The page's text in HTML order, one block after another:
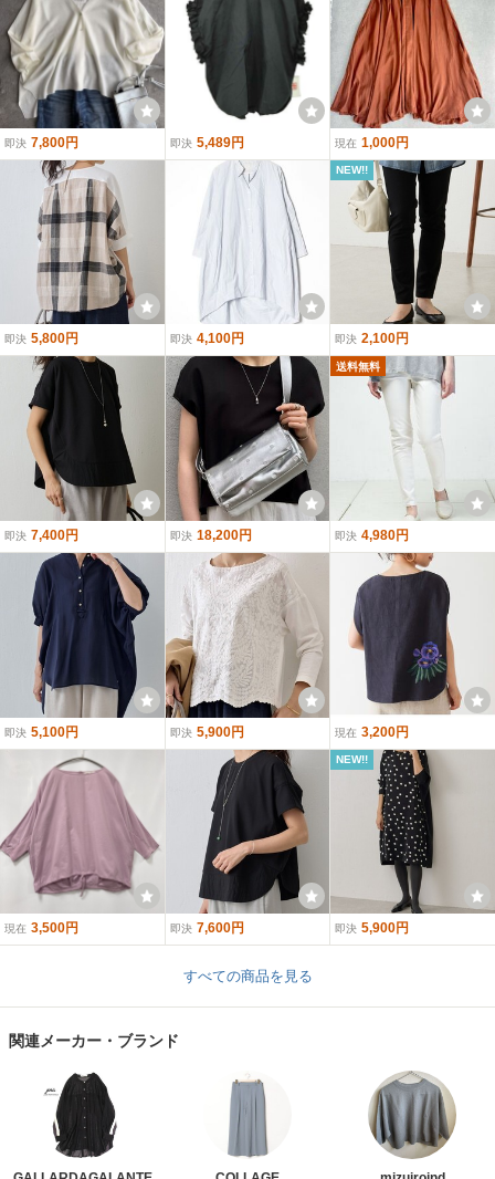
即決 7,800円 即決 5,489円 現在 1,000円
即決 5,800円 即決 4,100円
NEW!!
即決 2,100円
即決 7,400円 即決 18,200円
送料無料
即決 4,980円
即決 5,100円 即決 5,900円 現在 3,200円
現在 3,500円 即決 7,600円
NEW!!
即決 5,900円
すべての商品を見る
関連メーカー・ブランド